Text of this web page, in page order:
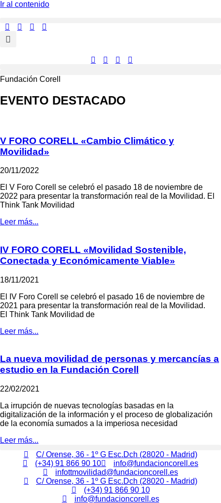
Ir al contenido
Fundación Corell
EVENTO DESTACADO
V FORO CORELL «Cambio Climático y
Movilidad»
20/11/2022
El V Foro Corell se celebró el pasado 18 de noviembre de
2022 para presentar la transformación real de la Movilidad. El
Think Tank Movilidad
Leer más...
IV FORO CORELL «Movilidad Sostenible,
Conectada y Económicamente Viable»
18/11/2021
El IV Foro Corell se celebró el pasado 16 de noviembre de
2021 para presentar la transformación real de la Movilidad.
El Think Tank Movilidad de
Leer más...
La nueva movilidad de personas y mercancías a
estudio en la Fundación Corell
22/02/2021
La irrupción de nuevas tecnologías basadas en la
digitalización de la información y el proceso de globalización
de la economía sumados a la imperiosa necesidad
Leer más...
C/ Orense, 36 - 1º G Esc.Dch (28020 - Madrid)
(+34) 91 866 90 10
info@fundacioncorell.es
infottmovilidad@fundacioncorell.es
C/ Orense, 36 - 1º G Esc.Dch (28020 - Madrid)
(+34) 91 866 90 10
info@fundacioncorell.es